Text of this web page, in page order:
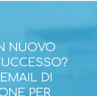
NUOVO
DI
PER